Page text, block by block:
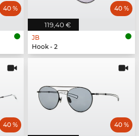
40 %
119,40 €
40 %
JB
Hook - 2
40 % 40 %